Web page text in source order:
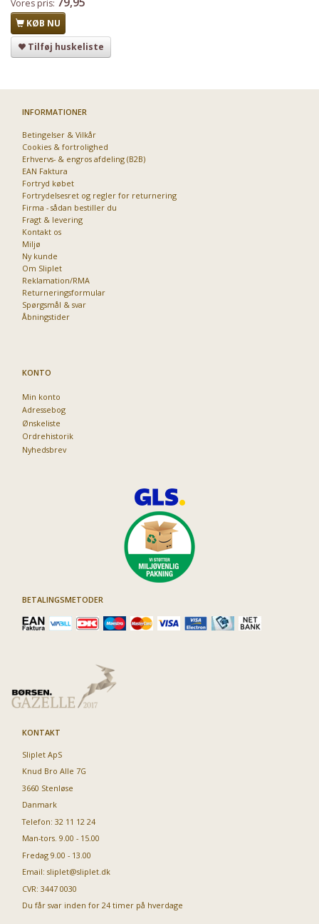
Vores pris:
KØB NU
Tilføj huskeliste
INFORMATIONER
Betingelser & Vilkår
Cookies & fortrolighed
Erhvervs- & engros afdeling (B2B)
EAN Faktura
Fortryd købet
Fortrydelsesret og regler for returnering
Firma - sådan bestiller du
Fragt & levering
Kontakt os
Miljø
Ny kunde
Om Sliplet
Reklamation/RMA
Returneringsformular
Spørgsmål & svar
Åbningstider
KONTO
Min konto
Adressebog
Ønskeliste
Ordrehistorik
Nyhedsbrev
BETALINGSMETODER
KONTAKT
Sliplet ApS
Knud Bro Alle 7G
3660 Stenløse
Danmark
Telefon: 32 11 12 24
Man-tors. 9.00 - 15.00
Fredag 9.00 - 13.00
Email: sliplet@sliplet.dk
CVR: 3447 0030
Du får svar inden for 24 timer på hverdage